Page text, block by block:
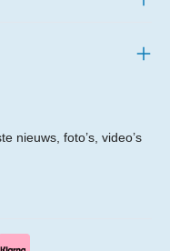
nieuws, foto’s, video’s